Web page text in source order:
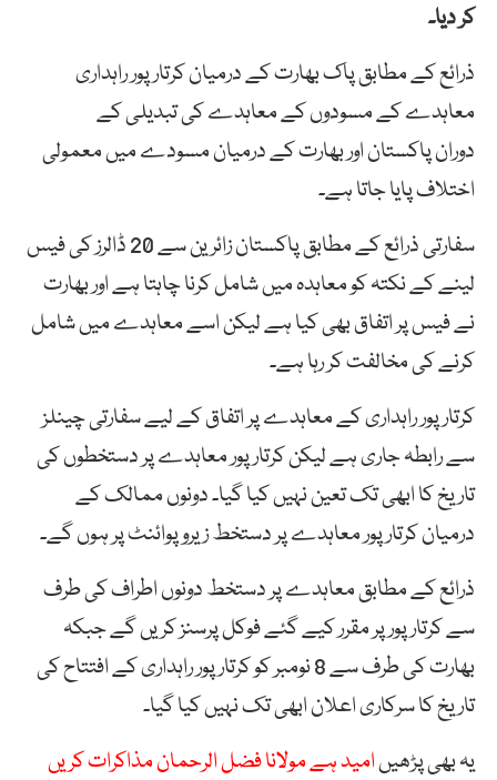
کر دیا۔
ذرائع کے مطابق پاک بھارت کے درمیان کرتارپور راہداری
معاہدے کے مسودوں کے معاہدے کی تبدیلی کے
دوران پاکستان اور بھارت کے درمیان مسودے میں معمولی
اختلاف پایا جاتا ہے۔
سفارتی ذرائع کے مطابق پاکستان زائرین سے 20 ڈالرز کی فیس
لینے کے نکتہ کو معاہدہ میں شامل کرنا چاہتا ہے اور بھارت
نے فیس پر اتفاق بھی کیا ہے لیکن اسے معاہدے میں شامل
کرنے کی مخالفت کر رہا ہے۔
کرتارپور راہداری کے معاہدے پر اتفاق کے لیے سفارتی چینلز
سے رابطہ جاری ہے لیکن کرتارپور معاہدے پر دستخطوں کی
تاریخ کا ابھی تک تعین نہیں کیا گیا۔ دونوں ممالک کے
درمیان کرتارپور معاہدے پر دستخط زیرو پوائنٹ پر ہوں گے۔
ذرائع کے مطابق معاہدے پر دستخط دونوں اطراف کی طرف
سے کرتارپور پر مقرر کیے گئے فوکل پرسنز کریں گے جبکہ
بھارت کی طرف سے 8 نومبر کو کرتارپور راہداری کے افتتاح کی
تاریخ کا سرکاری اعلان ابھی تک نہیں کیا گیا۔
یہ بھی پڑھیںامید ہے مولانا فضل الرحمان مذاکرات کریں